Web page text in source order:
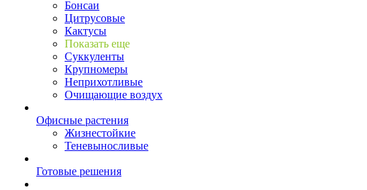
Бонсаи
Цитрусовые
Кактусы
Показать еще
Суккуленты
Крупномеры
Неприхотливые
Очищающие воздух
Офисные растения
Жизнестойкие
Теневыносливые
Готовые решения